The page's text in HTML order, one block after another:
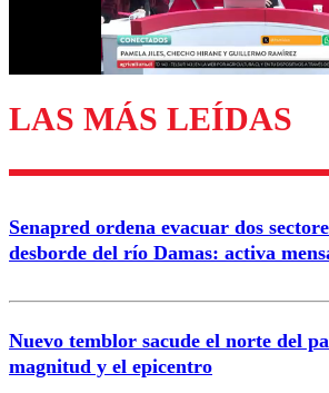
LAS MÁS LEÍDAS
Senapred ordena evacuar dos
desborde del río Damas: activa
Nuevo temblor sacude el norte del
magnitud y el epicentro